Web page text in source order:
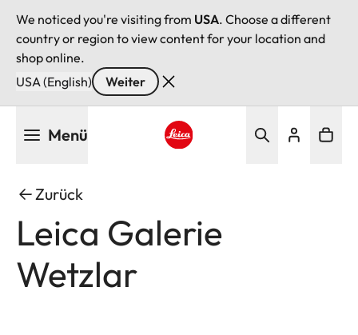
We noticed you're visiting from USA. Choose a different
country or region to view content for your location and
shop online.
USA (English)
Weiter
Menü
Zurück
Leica Galerie
Wetzlar